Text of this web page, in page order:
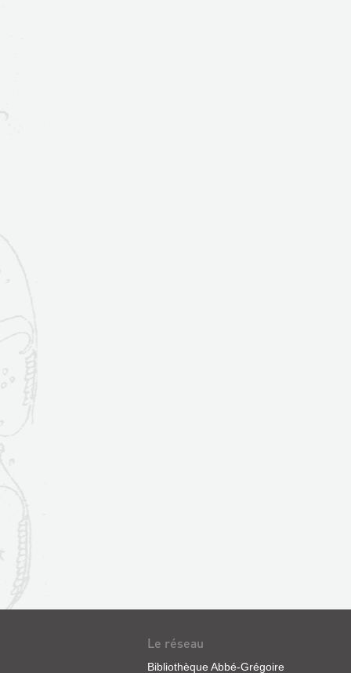
Le réseau
Bibliothèque Abbé-Grégoire